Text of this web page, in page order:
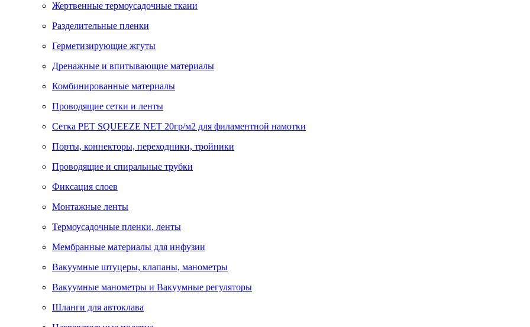
Жертвенные термоусадочные ткани
Разделительные пленки
Герметизирующие жгуты
Дренажные и впитывающие материалы
Комбинированные материалы
Проводящие сетки и ленты
Сетка PET SQUEEZE NET 20гр/м2 для филаментной намотки
Порты, коннекторы, переходники, тройники
Проводящие и спиральные трубки
Фиксация слоев
Монтажные ленты
Термоусадочные пленки, ленты
Мембранные материалы для инфузии
Вакуумные штуцеры, клапаны, манометры
Вакуумные манометры и Вакуумные регуляторы
Шланги для автоклава